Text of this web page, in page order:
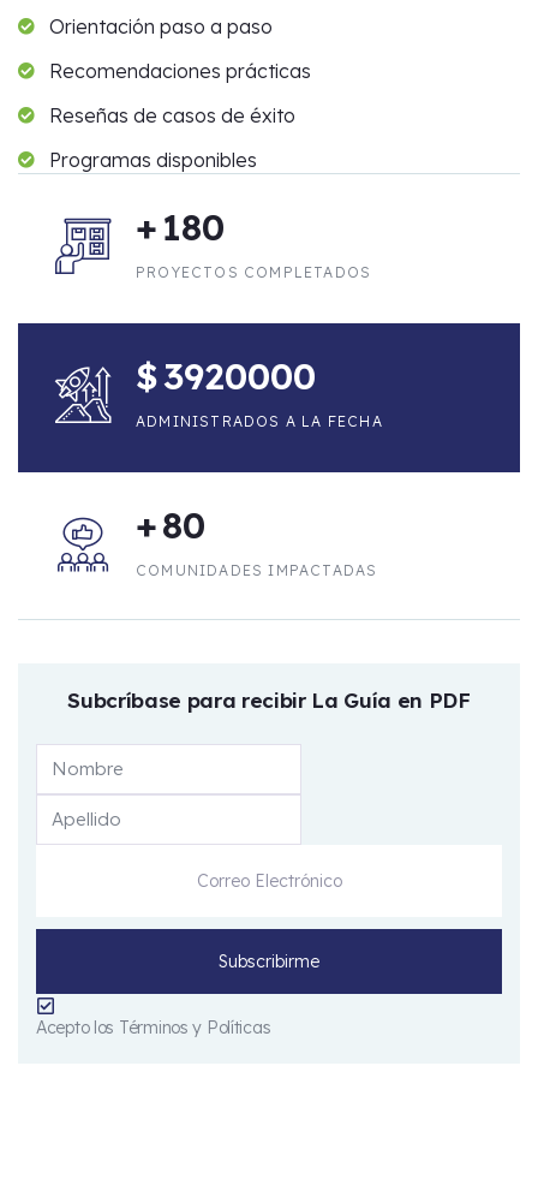
Orientación paso a paso
Recomendaciones prácticas
Reseñas de casos de éxito
Programas disponibles
+180
PROYECTOS COMPLETADOS
$3920000
ADMINISTRADOS A LA FECHA
+80
COMUNIDADES IMPACTADAS
Subcríbase para recibir La Guía en PDF
Acepto los Términos y Políticas